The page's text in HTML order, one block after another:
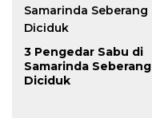
3 Pengedar Sabu di
Samarinda Seberang
Diciduk